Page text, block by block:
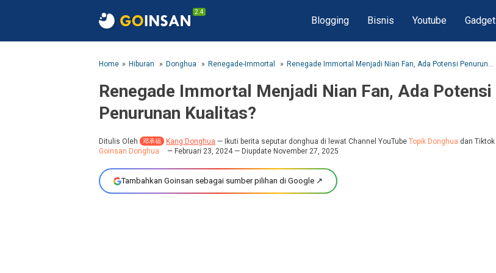
2.4
Blogging Bisnis Youtube Gadget
Home Hiburan Donghua Renegade-Immortal Renegade Immortal Menjadi Nian Fan, Ada Potensi Penurunan Kualitas?
Renegade Immortal Menjadi Nian Fan, Ada Potensi
Penurunan Kualitas?
Ditulis Oleh 邓承福 Kang Donghua — Ikuti berita seputar donghua di lewat Channel YouTube Topik Donghua dan Tiktok
Goinsan Donghua
Februari 23, 2024— Diupdate November 27, 2025
Tambahkan Goinsan sebagai sumber pilihan di Google ↗